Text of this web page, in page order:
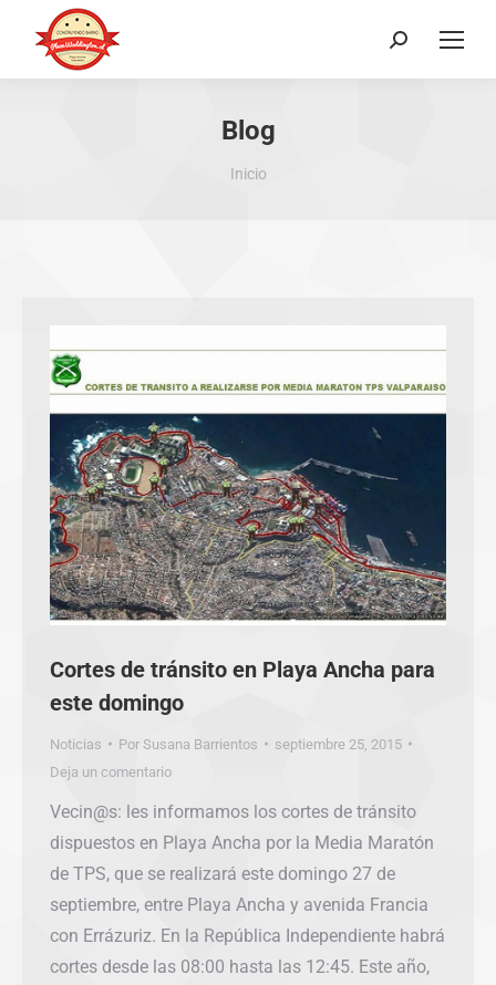
Buscar:
Blog
Estás aquí:
Inicio
Cortes de tránsito en Playa Ancha para
este domingo
Noticias Por Susana Barrientos
septiembre 25, 2015
Deja un comentario
Vecin@s: les informamos los cortes de tránsito
dispuestos en Playa Ancha por la Media Maratón
de TPS, que se realizará este domingo 27 de
septiembre, entre Playa Ancha y avenida Francia
con Errázuriz. En la República Independiente habrá
cortes desde las 08:00 hasta las 12:45. Este año,